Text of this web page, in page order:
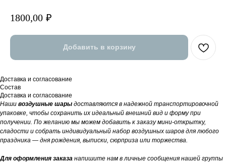
1800,00 ₽
Добавить в корзину
Доставка и согласование
Состав
Доставка и согласование
Наши воздушные шары доставляются в надежной транспортировочной
упаковке, чтобы сохранить их идеальный внешний вид и форму при
получении. По желанию мы можем добавить к заказу мини-открытку,
сладости и собрать индивидуальный набор воздушных шаров для любого
праздника — дня рождения, выписки, сюрприза или торжества.
Для оформления заказа напишите нам в личные сообщения нашей группы